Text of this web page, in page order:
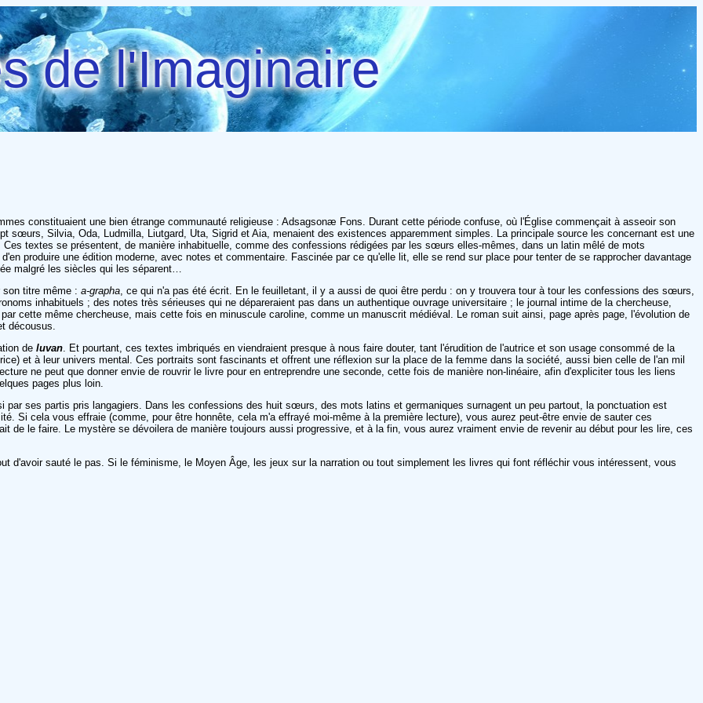
de l'Imaginaire
constituaient une bien étrange communauté religieuse : Adsagsonæ Fons. Durant cette période confuse, où l'Église commençait à asseoir son
sœurs, Silvia, Oda, Ludmilla, Liutgard, Uta, Sigrid et Aia, menaient des existences apparemment simples. La principale source les concernant est une
textes se présentent, de manière inhabituelle, comme des confessions rédigées par les sœurs elles-mêmes, dans un latin mêlé de mots
produire une édition moderne, avec notes et commentaire. Fascinée par ce qu'elle lit, elle se rend sur place pour tenter de se rapprocher davantage
malgré les siècles qui les séparent…
titre même : a-grapha , ce qui n'a pas été écrit. En le feuilletant, il y a aussi de quoi être perdu : on y trouvera tour à tour les confessions des sœurs,
inhabituels ; des notes très sérieuses qui ne dépareraient pas dans un authentique ouvrage universitaire ; le journal intime de la chercheuse,
cette même chercheuse, mais cette fois en minuscule caroline, comme un manuscrit médiéval. Le roman suit ainsi, page après page, l'évolution de
décousus.
de luvan . Et pourtant, ces textes imbriqués en viendraient presque à nous faire douter, tant l'érudition de l'autrice et son usage consommé de la
et à leur univers mental. Ces portraits sont fascinants et offrent une réflexion sur la place de la femme dans la société, aussi bien celle de l'an mil
ne peut que donner envie de rouvrir le livre pour en entreprendre une seconde, cette fois de manière non-linéaire, afin d'expliciter tous les liens
pages plus loin.
ses partis pris langagiers. Dans les confessions des huit sœurs, des mots latins et germaniques surnagent un peu partout, la ponctuation est
Si cela vous effraie (comme, pour être honnête, cela m'a effrayé moi-même à la première lecture), vous aurez peut-être envie de sauter ces
de le faire. Le mystère se dévoilera de manière toujours aussi progressive, et à la fin, vous aurez vraiment envie de revenir au début pour les lire, ces
d'avoir sauté le pas. Si le féminisme, le Moyen Âge, les jeux sur la narration ou tout simplement les livres qui font réfléchir vous intéressent, vous